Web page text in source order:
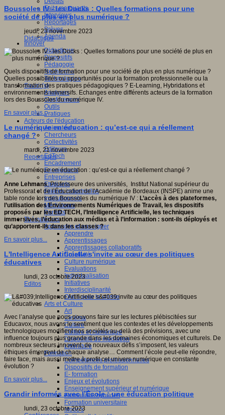
Faits marquants
Interviews
Reportages
Brèves
Agenda
Innover
Didactique
Dispositifs
Pédagogie
Recherche
Technologies
Savoir(s)
Analyses
Conférences
Outils
Pratiques
Acteurs de l'éducation
Animateurs
Chercheurs
Collectivités
Editeurs
EdTech
Encadrement
Enseignants
Entreprises
Etudiants
Filières industrielles
Institutionnels
Médiateurs
Parents
Thématiques
Apprendre et enseigner
Apprendre
Apprentissages
Apprentissages collaboratifs
Créativité
Culture numérique
Evaluations
Individualisation
Initiatives
Interdisciplinarité
Outils pour la classe
Arts et Culture
Art
Cinéma
Culture
Culture et numérique
Dispositifs de médiation
Littérature
Formation
Compétences professionnelles
Dispositifs de formation
E- formation
Enjeux et évolutions
Enseignement supérieur et numérique
Formations hybrides
Formation universitaire
Mooc’s
Boussoles IV - les Docks : Quelles formations pour une
société de plus en plus numérique ?
jeudi, 23 novembre 2023
Didactique
Quels dispositifs de formation pour une société de plus en plus numérique ?
Quelles possibilités ou opportunités pour la formation professionnelle ou la
transformation des pratiques pédagogiques ? E-Learning, Hybridations et
environnements immersifs. Echanges entre différents acteurs de la formation
lors des Boussoles du numérique IV.
En savoir plus...
Le numérique en éducation : qu’est-ce qui a réellement
changé ?
mardi, 21 novembre 2023
Reportages
Anne Lehmans, Professeure des universités, Institut National supérieur du
Professorat et de l’Éducation de l'Académie de Bordeaux (INSPE) anime une
table ronde lors des Boussoles du numérique IV : L’accès à des plateformes,
l’utilisation des Environnements Numériques de Travail, les dispositifs
proposés par les ED TECH, l’Intelligence Artificielle, les techniques
immersives, l’éducation aux médias et à l’information : sont-ils déployés et
qu’apportent-ils dans les classes ?
En savoir plus...
L'Intelligence Artificielle s'invite au cœur des politiques
éducatives
lundi, 23 octobre 2023
Editos
Avec l’analyse que nous pouvons faire sur les lectures plébiscitées sur
Educavox, nous avons le sentiment que les contextes et les développements
technologiques modifient nos sociétés au-delà des prévisions, avec une
influence toujours plus grande dans les domaines économiques et culturels. De
nombreux secteurs innovent, de nouveaux défis s’imposent, les valeurs
éthiques émergent de chaque analyse… Comment l’école peut-elle répondre,
faire face, mais aussi mettre à profit cet univers numérique en constante
évolution ?
En savoir plus...
Grandir informés avec l’École : une éducation politique
lundi, 23 octobre 2023